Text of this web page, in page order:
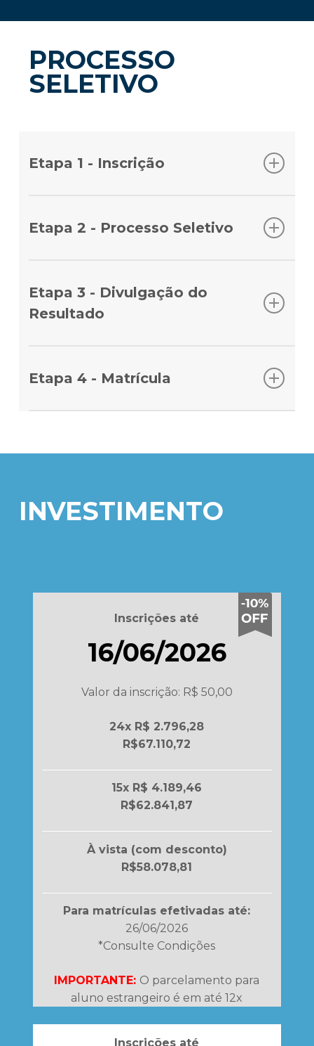
PROCESSO
SELETIVO
Etapa 1 - Inscrição
seguida, realize o pagamento da taxa de
inscrição.
Etapa 2 - Processo Seletivo
inscrição, você receberá um e-mail com acesso
ao Portal do Candidato para o preenchimento
de dados pessoais, acadêmicos, profissionais e
Etapa 3 - Divulgação do
Resultado
coordenador do curso, você receberá um e-
mail com o resultado do processo seletivo. Por
Etapa 4 - Matrícula
no contrato e pagamento da primeira parcela
se que o envio é obrigatório e deve ser
realizado em até 30 dias após o início das aulas.
INVESTIMENTO
Inscrições até
16/06/2026
Valor da inscrição: R$ 50,00
24x R$ 2.796,28
R$67.110,72
15x R$ 4.189,46
R$62.841,87
À vista (com desconto)
R$58.078,81
Para matrículas efetivadas até:
26/06/2026
*Consulte Condições
IMPORTANTE: O parcelamento para
aluno estrangeiro é em até 12x
Inscrições até